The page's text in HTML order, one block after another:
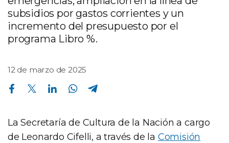
subsidios por gastos corrientes y un
incremento del presupuesto por el
programa Libro %.
12 de marzo de 2025
Compartir en Facebook Compartir en Twitter Compartir en Linkedin Compartir en Whatsapp
La Secretaría de Cultura de la Nación a cargo
de Leonardo Cifelli, a través de la Comisión